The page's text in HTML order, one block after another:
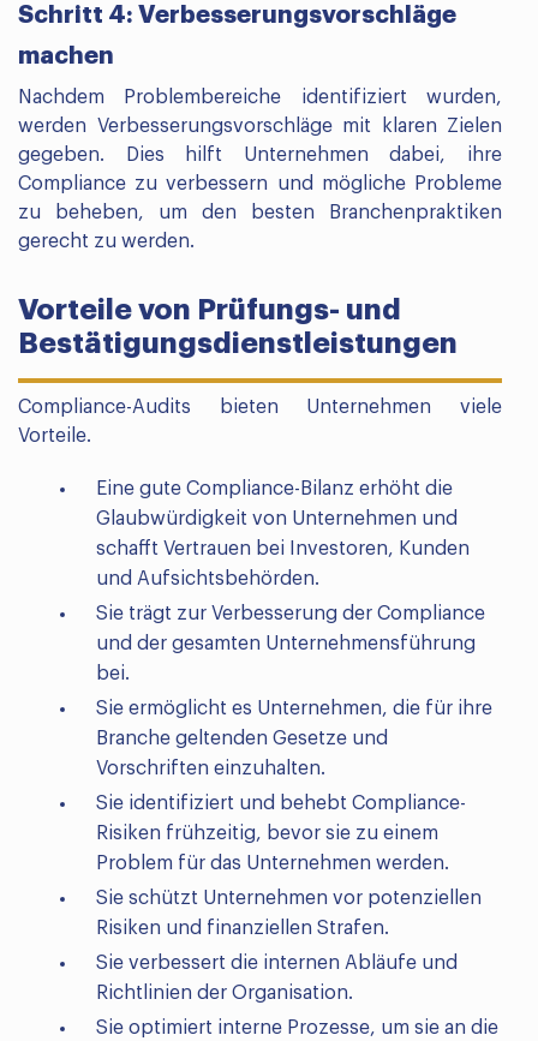
Schritt 4: Verbesserungsvorschläge
machen
Nachdem Problembereiche identifiziert wurden,
werden Verbesserungsvorschläge mit klaren Zielen
gegeben. Dies hilft Unternehmen dabei, ihre
Compliance zu verbessern und mögliche Probleme
zu beheben, um den besten Branchenpraktiken
gerecht zu werden.
Vorteile von Prüfungs- und
Bestätigungsdienstleistungen
Compliance-Audits bieten Unternehmen viele
Vorteile.
Eine gute Compliance-Bilanz erhöht die
Glaubwürdigkeit von Unternehmen und
schafft Vertrauen bei Investoren, Kunden
und Aufsichtsbehörden.
Sie trägt zur Verbesserung der Compliance
und der gesamten Unternehmensführung
bei.
Sie ermöglicht es Unternehmen, die für ihre
Branche geltenden Gesetze und
Vorschriften einzuhalten.
Sie identifiziert und behebt Compliance-
Risiken frühzeitig, bevor sie zu einem
Problem für das Unternehmen werden.
Sie schützt Unternehmen vor potenziellen
Risiken und finanziellen Strafen.
Sie verbessert die internen Abläufe und
Richtlinien der Organisation.
Sie optimiert interne Prozesse, um sie an die